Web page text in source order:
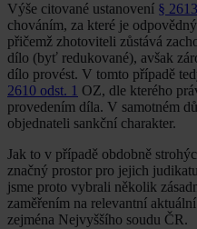
Výše citované ustanovení § 2613
chováním, za které je
přičemž zhotoviteli zůstává
dílo (byť redukované), avšak
dílo provést. V tomto případě
2610 odst. 1 OZ, dle kterého
provedením díla. V samotném
objednateli sankční charakter.
Jak to v případě obdobně
značný prostor pro jejich
jsme proto vybrali několik
zaměřením na relevantní
zejména Nejvyššího soudu ČR.